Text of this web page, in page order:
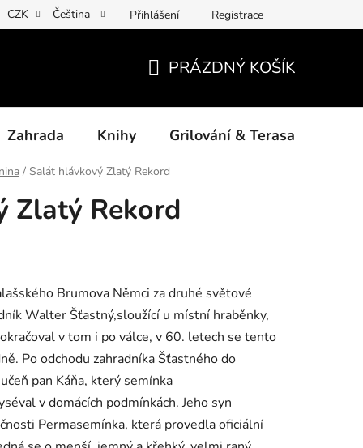
osobních údajů Povinné informace a odkazy ÚKZÚZ
CZK Čeština Přihlášení Registrace
KOŠÍK
PRÁZDNÝ KOŠÍK
Zahrada Knihy Grilování & Terasa
/ Salát hlávkový Zlatý Rekord
Zlatý Rekord
Brumova Němci za druhé světové
Walter Šťastný,sloužící u místní hraběnky,
v tom i po válce, v 60. letech se tento
Po odchodu zahradníka Šťastného do
pan Káňa, který semínka
v domácích podmínkách. Jeho syn
Permasemínka, která provedla oficiální